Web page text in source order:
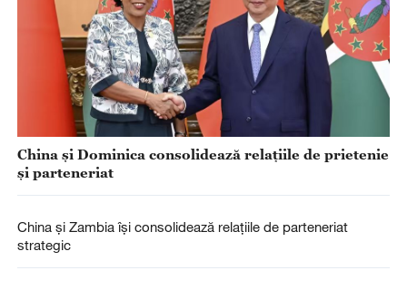
China și Dominica consolidează relațiile de prietenie
și parteneriat
China și Zambia își consolidează relațiile de parteneriat
strategic